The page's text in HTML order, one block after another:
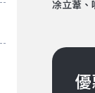
凃立葦、